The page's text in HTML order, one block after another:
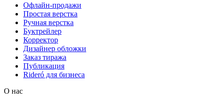
Офлайн-продажи
Простая верстка
Ручная верстка
Буктрейлер
Корректор
Дизайнер обложки
Заказ тиража
Публикация
Rideró для бизнеса
О нас